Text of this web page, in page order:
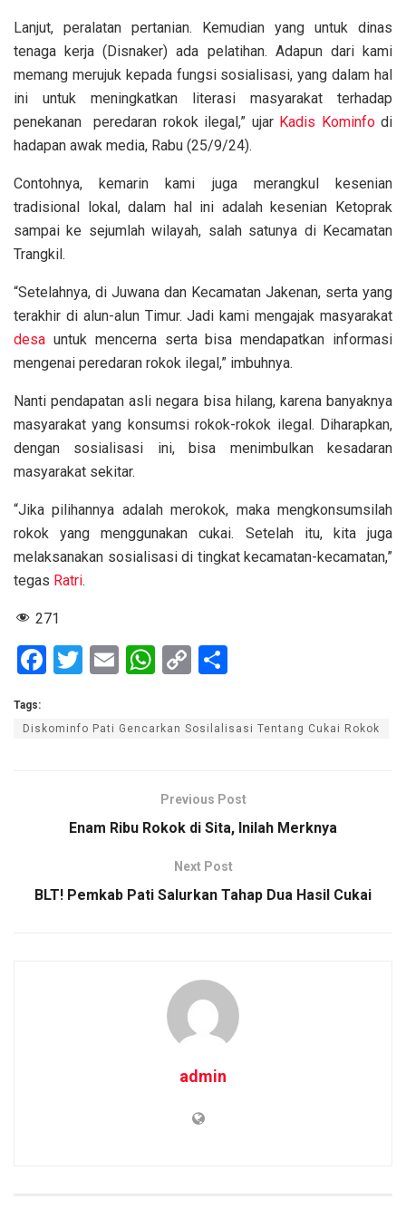
Lanjut, peralatan pertanian. Kemudian yang untuk dinas
tenaga kerja (Disnaker) ada pelatihan. Adapun dari kami
memang merujuk kepada fungsi sosialisasi, yang dalam hal
ini untuk meningkatkan literasi masyarakat terhadap
penekanan peredaran rokok ilegal,” ujar Kadis Kominfodi
hadapan awak media, Rabu (25/9/24).
Contohnya, kemarin kami juga merangkul kesenian
tradisional lokal, dalam hal ini adalah kesenian Ketoprak
sampai ke sejumlah wilayah, salah satunya di Kecamatan
Trangkil.
“Setelahnya, di Juwana dan Kecamatan Jakenan, serta yang
terakhir di alun-alun Timur. Jadi kami mengajak masyarakat
desa untuk mencerna serta bisa mendapatkan informasi
mengenai peredaran rokok ilegal,” imbuhnya.
Nanti pendapatan asli negara bisa hilang, karena banyaknya
masyarakat yang konsumsi rokok-rokok ilegal. Diharapkan,
dengan sosialisasi ini, bisa menimbulkan kesadaran
masyarakat sekitar.
“Jika pilihannya adalah merokok, maka mengkonsumsilah
rokok yang menggunakan cukai. Setelah itu, kita juga
melaksanakan sosialisasi di tingkat kecamatan-kecamatan,”
tegas Ratri.
271
F
ce
T
tt
E
ail
W
at
p
p
C
py
k
ar
Tags:
Diskominfo Pati Gencarkan Sosilalisasi Tentang Cukai Rokok
Previous Post
Enam Ribu Rokok di Sita, Inilah Merknya
Next Post
BLT! Pemkab Pati Salurkan Tahap Dua Hasil Cukai
admin